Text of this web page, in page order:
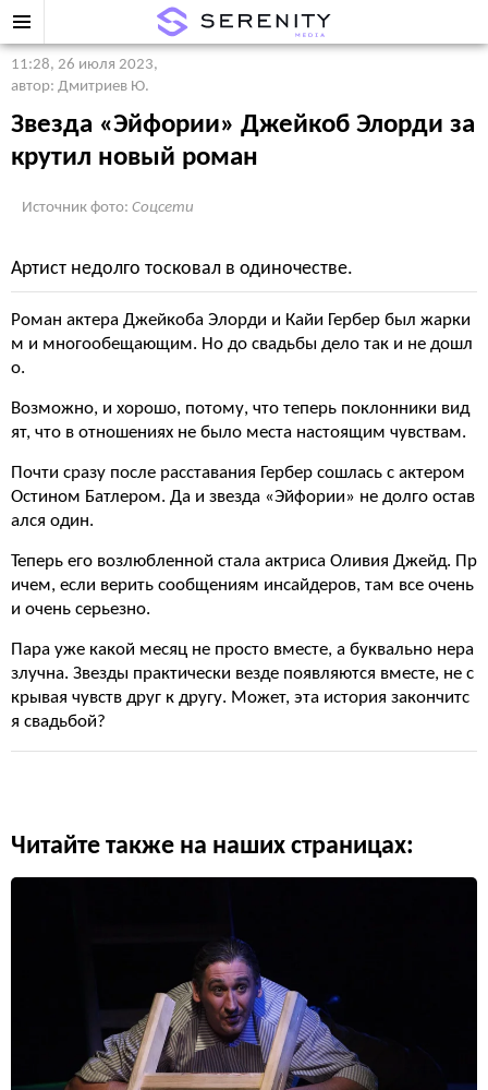
11:28, 26 июля 2023,
автор: Дмитриев Ю.
Звезда «Эйфории» Джейкоб Элорди за
крутил новый роман
Источник фото: Соцсети
Артист недолго тосковал в одиночестве.
Роман актера Джейкоба Элорди и Кайи Гербер был жарки
м и многообещающим. Но до свадьбы дело так и не дошл
о.
Возможно, и хорошо, потому, что теперь поклонники вид
ят, что в отношениях не было места настоящим чувствам.
Почти сразу после расставания Гербер сошлась с актером
Остином Батлером. Да и звезда «Эйфории» не долго остав
ался один.
Теперь его возлюбленной стала актриса Оливия Джейд. Пр
ичем, если верить сообщениям инсайдеров, там все очень
и очень серьезно.
Пара уже какой месяц не просто вместе, а буквально нера
злучна. Звезды практически везде появляются вместе, не с
крывая чувств друг к другу. Может, эта история закончитс
я свадьбой?
Читайте также на наших страницах: